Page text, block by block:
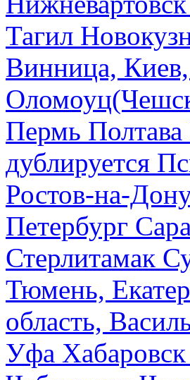
Тагил
Винница,
Пермь Полтава
дублируется
Ростов-на-
Петербург
Стерлитамак
Тюмень,
область,
Уфа Хабаровск